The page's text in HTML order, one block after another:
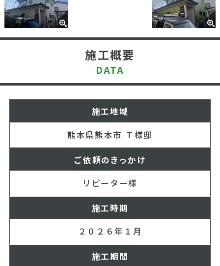
施工概要
DATA
施工地域
熊本県熊本市 Ｔ様邸
ご依頼のきっかけ
リピーター様
施工時期
２０２６年１月
施工期間